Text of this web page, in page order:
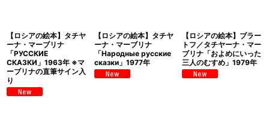
【ロシアの絵本】タチヤ
ーナ・マーブリナ
「РУССКИЕ
СКАЗКИ」1963年 ※マ
ーブリナの直筆サイン入
り
【ロシアの絵本】タチヤ
ーナ・マーブリナ
「Народные русские
сказки」1977年
【ロシアの絵本】ブラー
トフ／タチヤーナ・マー
ブリナ「およめにいった
三人のむすめ」1979年